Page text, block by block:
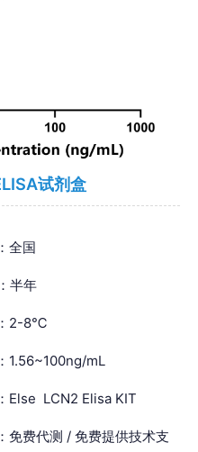
试剂盒
全国
半年
2-8℃
1.56~100ng/mL
Else LCN2 Elisa KIT
免费代测 / 免费提供技术支